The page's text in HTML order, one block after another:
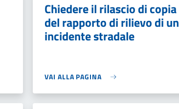
Chiedere il rilascio di copia
del rapporto di rilievo di un
incidente stradale
VAI ALLA PAGINA